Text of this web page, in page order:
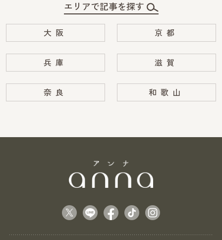
エリアで記事を探す
大阪 京都
兵庫 滋賀
奈良 和歌山